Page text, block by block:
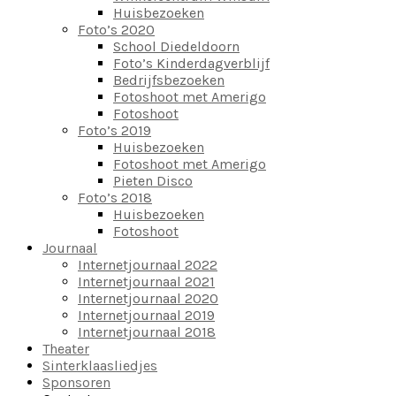
Huisbezoeken
Foto’s 2020
School Diedeldoorn
Foto’s Kinderdagverblijf
Bedrijfsbezoeken
Fotoshoot met Amerigo
Fotoshoot
Foto’s 2019
Huisbezoeken
Fotoshoot met Amerigo
Pieten Disco
Foto’s 2018
Huisbezoeken
Fotoshoot
Journaal
Internetjournaal 2022
Internetjournaal 2021
Internetjournaal 2020
Internetjournaal 2019
Internetjournaal 2018
Theater
Sinterklaasliedjes
Sponsoren